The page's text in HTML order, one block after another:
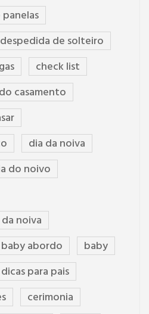
despedida de solteiro
check list
casamento
dia da noiva
do noivo
noiva
baby abordo
baby
dicas para pais
cerimonia